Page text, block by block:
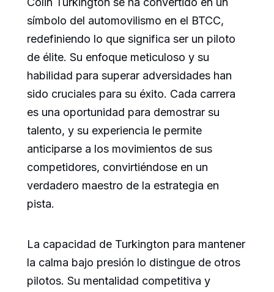
símbolo del automovilismo en el BTCC,
redefiniendo lo que significa ser un piloto
de élite. Su enfoque meticuloso y su
habilidad para superar adversidades han
sido cruciales para su éxito. Cada carrera
es una oportunidad para demostrar su
talento, y su experiencia le permite
anticiparse a los movimientos de sus
competidores, convirtiéndose en un
verdadero maestro de la estrategia en
pista.
La capacidad de Turkington para mantener
la calma bajo presión lo distingue de otros
pilotos. Su mentalidad competitiva y